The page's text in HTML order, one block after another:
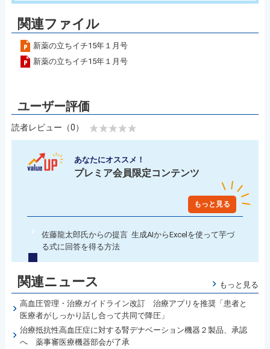
関連ファイル
新薬の立ちイチ15年１月号
新薬の立ちイチ15年１月号
読者レビュー（0）
あなたにオススメ！
プレミア会員限定コンテンツ
もっと見る
佐藤龍太郎氏からの提言 生成AIからExcelを使って芋づ
る式に回答を得る方法
関連ニュース もっと見る
高血圧管理・治療ガイドライン改訂 治療アプリを推奨「患者と
医療者がしっかり話し合って共同で降圧」
治療抵抗性高血圧症に対する腎デナベーション機器２製品、承認
へ 薬事審医療機器部会が了承